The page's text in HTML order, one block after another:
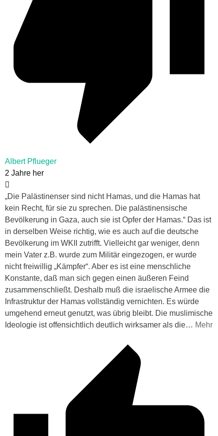
Albert Pflueger
2 Jahre her
„Die Palästinenser sind nicht Hamas, und die Hamas hat
kein Recht, für sie zu sprechen. Die palästinensische
Bevölkerung in Gaza, auch sie ist Opfer der Hamas.“ Das ist
in derselben Weise richtig, wie es auch auf die deutsche
Bevölkerung im WKII zutrifft. Vielleicht gar weniger, denn
mein Vater z.B. wurde zum Militär eingezogen, er wurde
nicht freiwillig „Kämpfer“. Aber es ist eine menschliche
Konstante, daß man sich gegen einen äußeren Feind
zusammenschließt. Deshalb muß die israelische Armee die
Infrastruktur der Hamas vollständig vernichten. Es würde
umgehend erneut genutzt, was übrig bleibt. Die muslimische
Ideologie ist offensichtlich deutlich wirksamer als die… Mehr